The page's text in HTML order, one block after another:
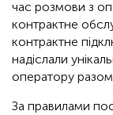
час розмови з
контрактне
контрактне
надіслали
оператору
За правилами